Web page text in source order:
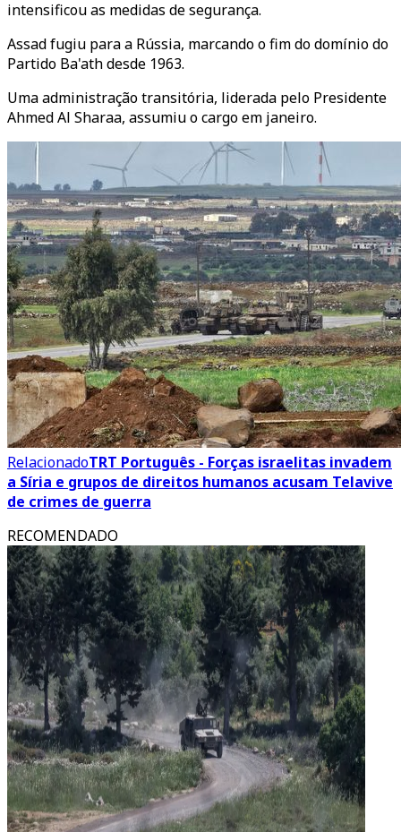
intensificou as medidas de segurança.
Assad fugiu para a Rússia, marcando o fim do domínio do
Partido Ba'ath desde 1963.
Uma administração transitória, liderada pelo Presidente
Ahmed Al Sharaa, assumiu o cargo em janeiro.
RelacionadoTRT Português - Forças israelitas invadem
a Síria e grupos de direitos humanos acusam Telavive
de crimes de guerra
RECOMENDADO